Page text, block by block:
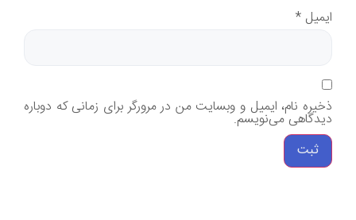
ایمیل *
ذخیره نام، ایمیل و وبسایت من در مرورگر برای زمانی که دوباره
دیدگاهی می‌نویسم.